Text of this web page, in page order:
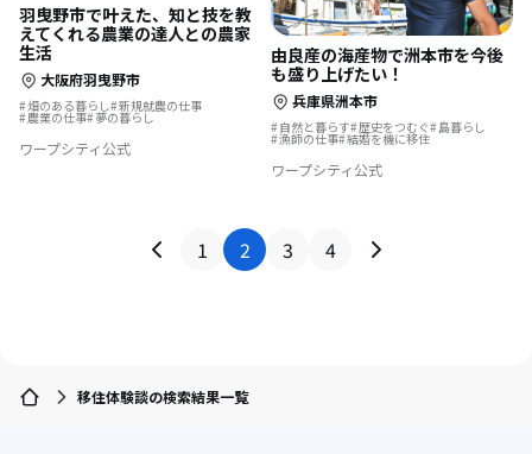
羽曳野市で叶えた、知と技を教
えてくれる農業の達人との農家
生活
大阪府羽曳野市
畑のある暮らし 新規就農の仕事
農業の仕事 夢の暮らし
ワープシティ公式
由良産の海産物で洲本市を今後
も盛り上げたい！
兵庫県洲本市
自然と暮らす 歴史をつむぐ 島暮らし
漁師の仕事 結婚を機に移住
ワープシティ公式
1 2 3 4
移住体験談の検索結果一覧